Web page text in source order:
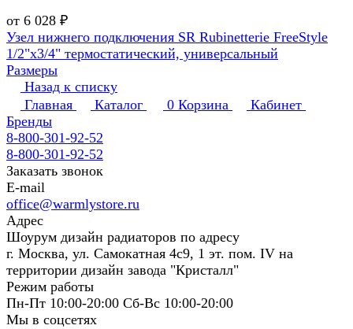
от 6 028 ₽
Узел нижнего подключения SR Rubinetterie FreeStyle
1/2"х3/4" термостатический, универсальный
Размеры
Назад к списку
Главная
Каталог 0 Корзина
Кабинет
Бренды
8-800-301-92-52
8-800-301-92-52
Заказать звонок
E-mail
office@warmlystore.ru
Адрес
Шоурум дизайн радиаторов по адресу
г. Москва, ул. Самокатная 4с9, 1 эт. пом. IV на
территории дизайн завода "Кристалл"
Режим работы
Пн-Пт 10:00-20:00 Сб-Вс 10:00-20:00
Мы в соцсетях